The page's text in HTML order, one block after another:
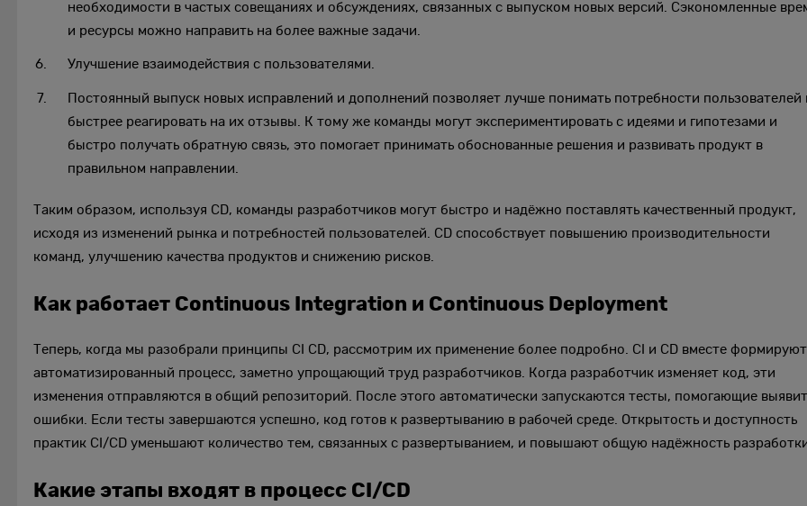
необходимости в частых совещаниях и обсуждениях, связанных с выпуском новых версий. Сэкономленные
и ресурсы можно направить на более важные задачи.
Улучшение взаимодействия с пользователями.
Постоянный выпуск новых исправлений и дополнений позволяет лучше понимать потребности пользователей
быстрее реагировать на их отзывы. К тому же команды могут экспериментировать с идеями и гипотезами и
быстро получать обратную связь, это помогает принимать обоснованные решения и развивать продукт в
правильном направлении.
Таким образом, используя CD, команды разработчиков могут быстро и надёжно поставлять качественный продукт,
исходя из изменений рынка и потребностей пользователей. CD способствует повышению производительности
команд, улучшению качества продуктов и снижению рисков.
Как работает Continuous Integration и Continuous Deployment
Теперь, когда мы разобрали принципы CI CD, рассмотрим их применение более подробно. CI и CD вместе формируют
автоматизированный процесс, заметно упрощающий труд разработчиков. Когда разработчик изменяет код, эти
изменения отправляются в общий репозиторий. После этого автоматически запускаются тесты, помогающие
ошибки. Если тесты завершаются успешно, код готов к развертыванию в рабочей среде. Открытость и доступность
практик CI/CD уменьшают количество тем, связанных с развертыванием, и повышают общую надёжность
Какие этапы входят в процесс CI/CD